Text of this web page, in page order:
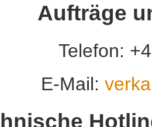
Aufträge
Telefon:
E-Mail: